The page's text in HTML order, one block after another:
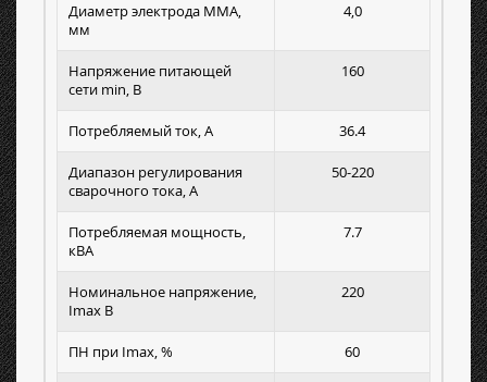
Диаметр электрода MMA,
мм
4,0
Напряжение питающей
сети min, В
160
Потребляемый ток, А 36.4
Диапазон регулирования
сварочного тока, А
50-220
Потребляемая мощность,
кВА
7.7
Номинальное напряжение,
Imax B
220
ПН при Imax, % 60